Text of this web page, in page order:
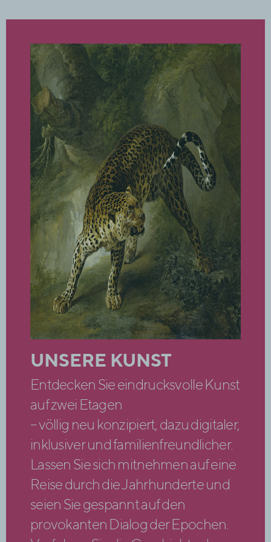
UNSERE KUNST
Entdecken Sie eindrucksvolle Kunst
auf zwei Etagen
– völlig neu konzipiert, dazu digitaler,
inklusiver und familienfreundlicher.
Lassen Sie sich mitnehmen auf eine
Reise durch die Jahrhunderte und
seien Sie gespannt auf den
provokanten Dialog der Epochen.